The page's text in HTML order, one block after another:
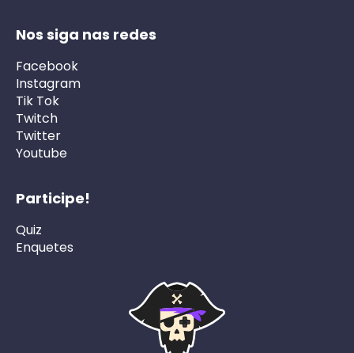
Nos siga nas redes
Facebook
Instagram
Tik Tok
Twitch
Twitter
Youtube
Participe!
Quiz
Enquetes